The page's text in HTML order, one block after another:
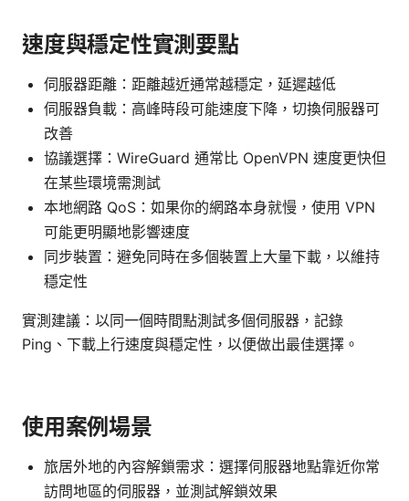
速度與穩定性實測要點
伺服器距離：距離越近通常越穩定，延遲越低
伺服器負載：高峰時段可能速度下降，切換伺服器可
改善
協議選擇：WireGuard 通常比 OpenVPN 速度更快但
在某些環境需測試
本地網路 QoS：如果你的網路本身就慢，使用 VPN
可能更明顯地影響速度
同步裝置：避免同時在多個裝置上大量下載，以維持
穩定性
實測建議：以同一個時間點測試多個伺服器，記錄
Ping、下載上行速度與穩定性，以便做出最佳選擇。
使用案例場景
旅居外地的內容解鎖需求：選擇伺服器地點靠近你常
訪問地區的伺服器，並測試解鎖效果